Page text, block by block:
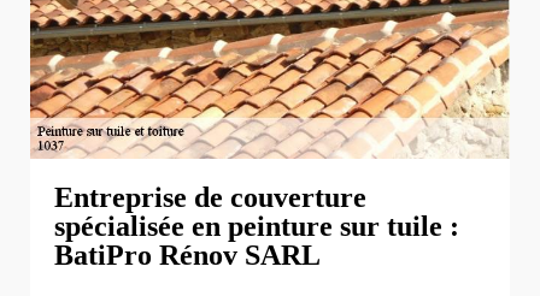
Entreprise de couverture
spécialisée en peinture sur tuile :
BatiPro Rénov SARL